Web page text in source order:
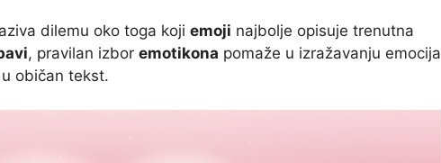
dilemu oko toga koji emoji najbolje opisuje trenutna
, pravilan izbor emotikona pomaže u izražavanju emocija
običan tekst.